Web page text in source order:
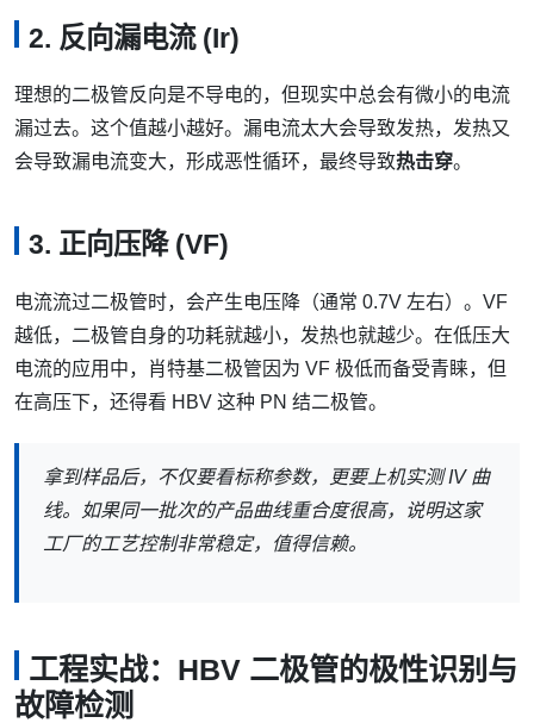
2. 反向漏电流 (Ir)
理想的二极管反向是不导电的，但现实中总会有微小的电流
漏过去。这个值越小越好。漏电流太大会导致发热，发热又
会导致漏电流变大，形成恶性循环，最终导致热击穿。
3. 正向压降 (VF)
电流流过二极管时，会产生电压降（通常 0.7V 左右）。VF
越低，二极管自身的功耗就越小，发热也就越少。在低压大
电流的应用中，肖特基二极管因为 VF 极低而备受青睐，但
在高压下，还得看 HBV 这种 PN 结二极管。
拿到样品后，不仅要看标称参数，更要上机实测 IV 曲
线。如果同一批次的产品曲线重合度很高，说明这家
工厂的工艺控制非常稳定，值得信赖。
工程实战：HBV 二极管的极性识别与
故障检测